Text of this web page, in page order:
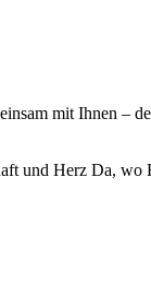
mit Ihnen –
und Herz Da, wo